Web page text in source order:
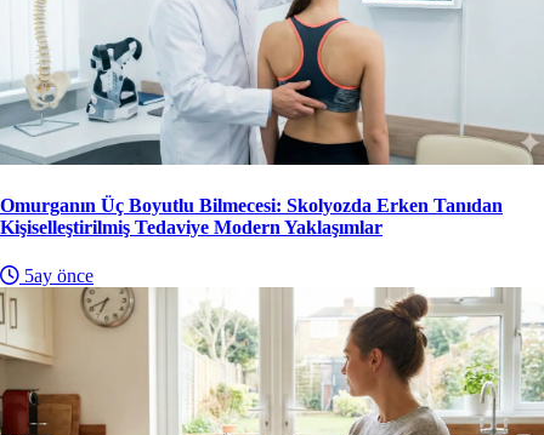
Omurganın Üç Boyutlu Bilmecesi: Skolyozda Erken Tanıdan
Kişiselleştirilmiş Tedaviye Modern Yaklaşımlar
5ay önce